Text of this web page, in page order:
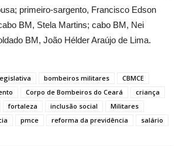
primeiro-sargento, Francisco Edson
BM, Stela Martins; cabo BM, Nei
BM, João Hélder Araújo de Lima.
bombeiros militares
CBMCE
Corpo de Bombeiros do Ceará
criança
fortaleza inclusão social
Militares
pmce reforma da previdência salário